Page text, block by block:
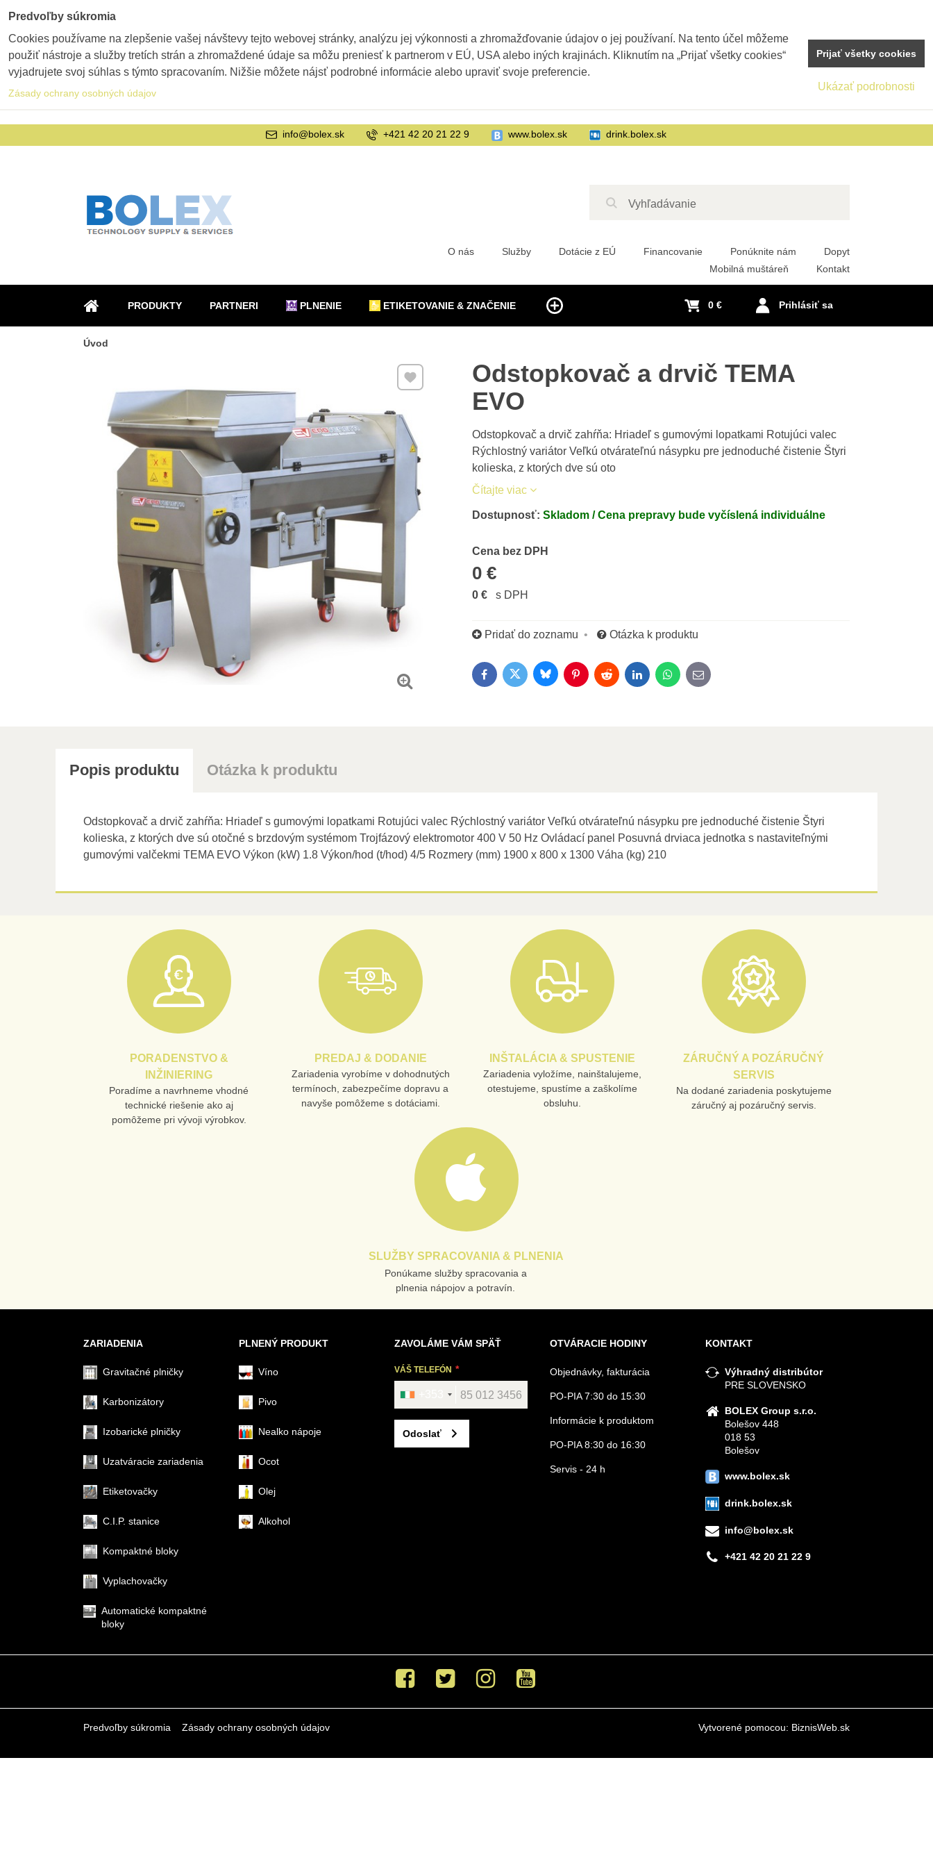
ÚVOD
PRODUKTY PARTNERI PLNENIE ETIKETOVANIE & ZNAČENIE
O nás Služby Dotácie z EÚ Financovanie Ponúknite nám
Dopyt
Mobilná muštáreň
Kontakt
Prihlásiť sa
0 €
info@bolex.sk +421 42 20 21 22 9 www.bolex.sk drink.bolex.sk
Úvod
Odstopkovač a drvič TEMA
EVO
Odstopkovač a drvič zahŕňa: Hriadeľ s gumovými lopatkami Rotujúci valec
Rýchlostný variátor Veľkú otvárateľnú násypku pre jednoduché čistenie Štyri
kolieska, z ktorých dve sú oto
Čítajte viac
Pridať k Obľúbeným
Dostupnosť: Skladom / Cena prepravy bude vyčíslená individuálne
Cena bez DPH
0 €
Cena s DPH
0 € s DPH
Pridať do zoznamu Otázka k produktu
FacebookTwitterBlueskyPinterestRedditLinkedInWhatsApp
E-mail
Popis produktu Otázka k produktu
Odstopkovač a drvič zahŕňa: Hriadeľ s gumovými lopatkami Rotujúci valec Rýchlostný variátor Veľkú otvárateľnú násypku pre jednoduché čistenie Štyri
kolieska, z ktorých dve sú otočné s brzdovým systémom Trojfázový elektromotor 400 V 50 Hz Ovládací panel Posuvná drviaca jednotka s nastaviteľnými
gumovými valčekmi TEMA EVO Výkon (kW) 1.8 Výkon/hod (t/hod) 4/5 Rozmery (mm) 1900 x 800 x 1300 Váha (kg) 210
PORADENSTVO &
INŽINIERING
Poradíme a navrhneme vhodné
technické riešenie ako aj
pomôžeme pri vývoji výrobkov.
PREDAJ & DODANIE
Zariadenia vyrobíme v dohodnutých
termínoch, zabezpečíme dopravu a
navyše pomôžeme s dotáciami.
INŠTALÁCIA & SPUSTENIE
Zariadenia vyložíme, nainštalujeme,
otestujeme, spustíme a zaškolíme
obsluhu.
ZÁRUČNÝ A POZÁRUČNÝ
SERVIS
Na dodané zariadenia poskytujeme
záručný aj pozáručný servis.
SLUŽBY SPRACOVANIA & PLNENIA
Ponúkame služby spracovania a
plnenia nápojov a potravín.
ZARIADENIA
Gravitačné plničky
Karbonizátory
Izobarické plničky
Uzatváracie zariadenia
Etiketovačky
C.I.P. stanice
Kompaktné bloky
Vyplachovačky
Automatické kompaktné
bloky
PLNENÝ PRODUKT
Víno
Pivo
Nealko nápoje
Ocot
Olej
Alkohol
ZAVOLÁME VÁM SPÄŤ
VÁŠ TELEFÓN
Odoslať
OTVÁRACIE HODINY
Objednávky, fakturácia
PO-PIA 7:30 do 15:30
Informácie k produktom
PO-PIA 8:30 do 16:30
Servis - 24 h
KONTAKT
Výhradný distribútor
PRE SLOVENSKO
BOLEX Group s.r.o.
Bolešov 448
018 53
Bolešov
www.bolex.sk
drink.bolex.sk
info@bolex.sk
+421 42 20 21 22 9
Facebook Twitter Instagram Youtube
Predvoľby súkromia Zásady ochrany osobných údajov Vytvorené pomocou: BiznisWeb.sk
Predvoľby súkromia
Cookies používame na zlepšenie vašej návštevy tejto webovej stránky, analýzu jej výkonnosti a zhromažďovanie údajov o jej používaní. Na tento účel môžeme
použiť nástroje a služby tretích strán a zhromaždené údaje sa môžu preniesť k partnerom v EÚ, USA alebo iných krajinách. Kliknutím na „Prijať všetky cookies“
vyjadrujete svoj súhlas s týmto spracovaním. Nižšie môžete nájsť podrobné informácie alebo upraviť svoje preferencie.
Zásady ochrany osobných údajov
Ukázať podrobnosti
Prijať všetky cookies